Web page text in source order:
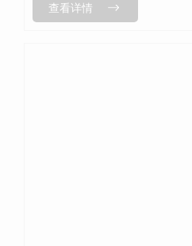
平，在高校设立专业养老服务课...
查看详情